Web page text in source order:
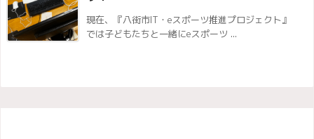
現在、『八街市IT・eスポーツ推進プロジェクト』
では子どもたちと一緒にeスポーツ ...